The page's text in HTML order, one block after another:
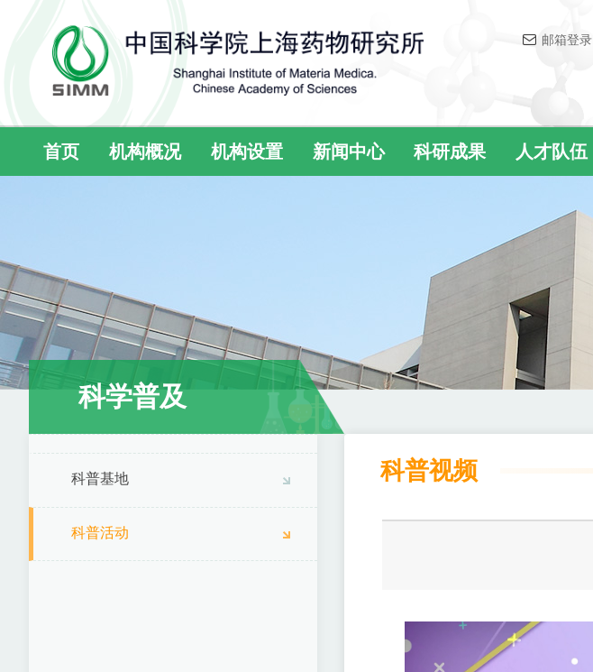
邮箱登录
首页 机构概况 机构设置 新闻中心 科研成果 人才队伍
科学普及
科普基地
科普活动
科普视频